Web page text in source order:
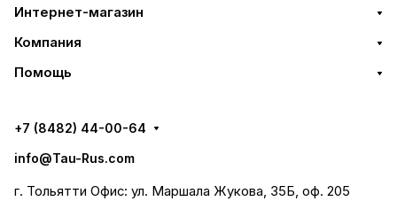
Интернет-магазин
Компания
Помощь
+7 (8482) 44-00-64
info@Tau-Rus.com
г. Тольятти Офис: ул. Маршала Жукова, 35Б, оф. 205